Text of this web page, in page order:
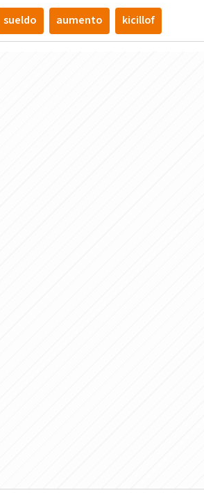
sueldo aumento kicillof